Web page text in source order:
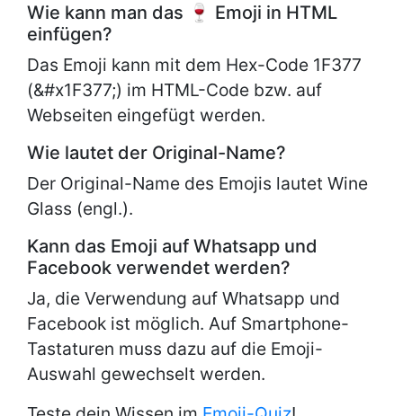
Wie kann man das 🍷 Emoji in HTML
einfügen?
Das Emoji kann mit dem Hex-Code 1F377
(&#x1F377;) im HTML-Code bzw. auf
Webseiten eingefügt werden.
Wie lautet der Original-Name?
Der Original-Name des Emojis lautet Wine
Glass (engl.).
Kann das Emoji auf Whatsapp und
Facebook verwendet werden?
Ja, die Verwendung auf Whatsapp und
Facebook ist möglich. Auf Smartphone-
Tastaturen muss dazu auf die Emoji-
Auswahl gewechselt werden.